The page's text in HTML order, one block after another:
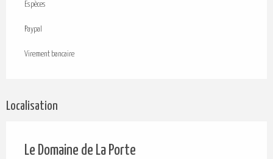
Espèces
Paypal
Virement bancaire
Localisation
Le Domaine de La Porte